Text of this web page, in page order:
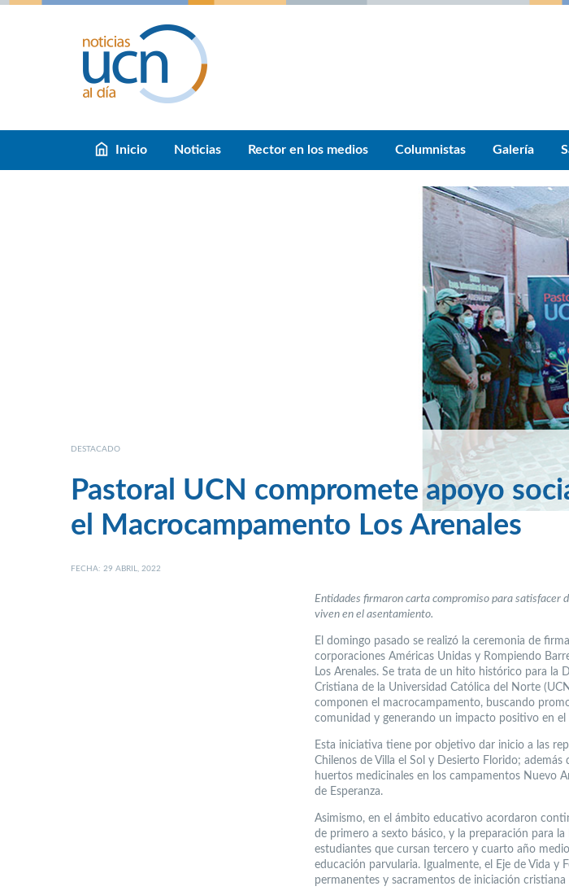
Inicio Noticias Rector en los medios Columnistas Galería
DESTACADO
Pastoral UCN compromete apoyo
el Macrocampamento Los Arenales
FECHA: 29 ABRIL, 2022
Entidades firmaron carta compromiso para satisfacer
viven en el asentamiento.
El domingo pasado se realizó la ceremonia de
corporaciones Américas Unidas y Rompiendo
Los Arenales. Se trata de un hito histórico para la
Cristiana de la Universidad Católica del Norte
componen el macrocampamento, buscando
comunidad y generando un impacto positivo en
Esta iniciativa tiene por objetivo dar inicio a las
Chilenos de Villa el Sol y Desierto Florido;
huertos medicinales en los campamentos Nuevo
de Esperanza.
Asimismo, en el ámbito educativo acordaron
de primero a sexto básico, y la preparación para
estudiantes que cursan tercero y cuarto año
educación parvularia. Igualmente, el Eje de Vida y
permanentes y sacramentos de iniciación